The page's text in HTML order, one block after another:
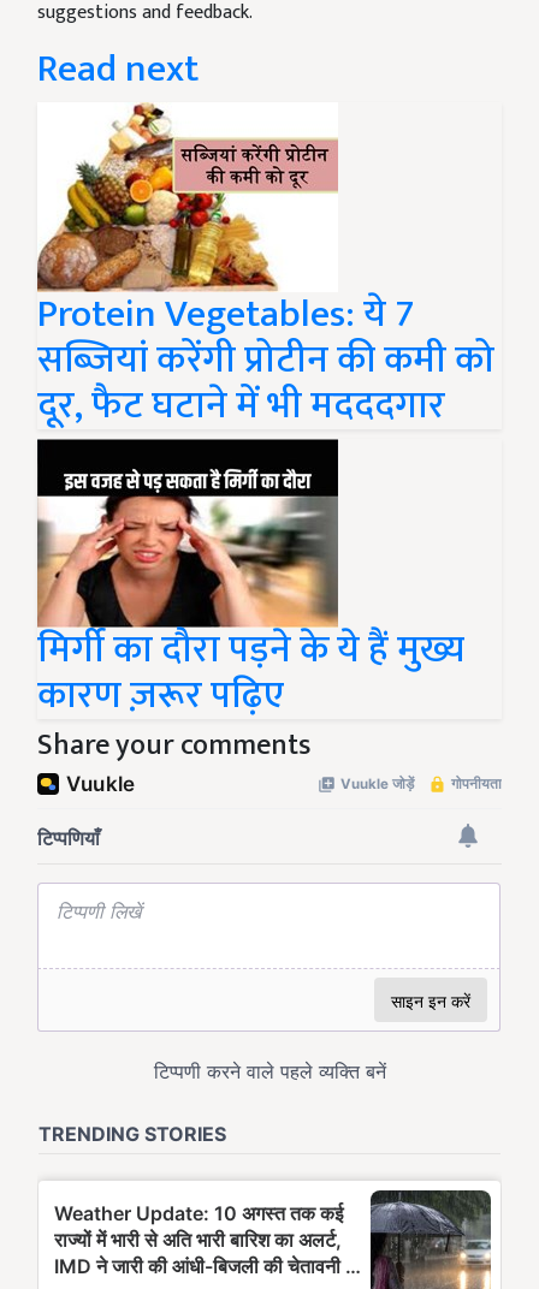
suggestions and feedback.
Read next
Protein Vegetables: ये 7
सब्जियां करेंगी प्रोटीन की कमी को
दूर, फैट घटाने में भी मदददगार
मिर्गी का दौरा पड़ने के ये हैं मुख्य
कारण ज़रूर पढ़िए
Share your comments